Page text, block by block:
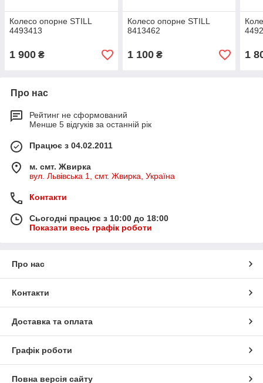
Колесо опорне STILL
4493413
1 900 ₴
Колесо опорне STILL
8413462
1 100₴ 1
Про нас
Рейтинг не сформований
Менше 5 відгуків за останній рік
Працює з 04.02.2011
м. смт. Жвирка
вул. Львівська 1, смт. Жвирка, Україна
Контакти
Сьогодні працює з 10:00 до 18:00
Показати весь графік роботи
Про нас
Контакти
Доставка та оплата
Графік роботи
Повна версія сайту